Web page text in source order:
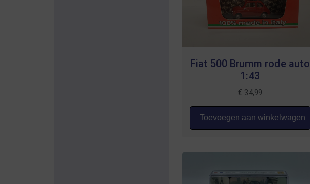
Fiat 500 Brumm rode auto
1:43
€ 34,99
Toevoegen aan winkelwagen